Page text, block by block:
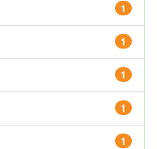
1
1
1
1
1